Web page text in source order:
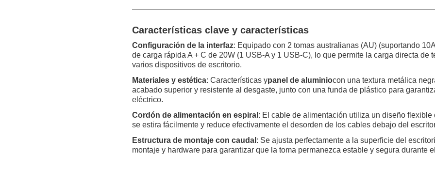
Características clave y características
Configuración de la interfaz: Equipado con 2 tomas australianas (AU) (suportando
de carga rápida A + C de 20W (1 USB-A y 1 USB-C), lo que permite la carga directa de
varios dispositivos de escritorio.
Materiales y estética: Características ypanel de aluminiocon una textura metálica
acabado superior y resistente al desgaste, junto con una funda de plástico para
eléctrico.
Cordón de alimentación en espiral : El cable de alimentación utiliza un diseño flexible
se estira fácilmente y reduce efectivamente el desorden de los cables debajo del
Estructura de montaje con caudal : Se ajusta perfectamente a la superficie del
montaje y hardware para garantizar que la toma permanezca estable y segura durante